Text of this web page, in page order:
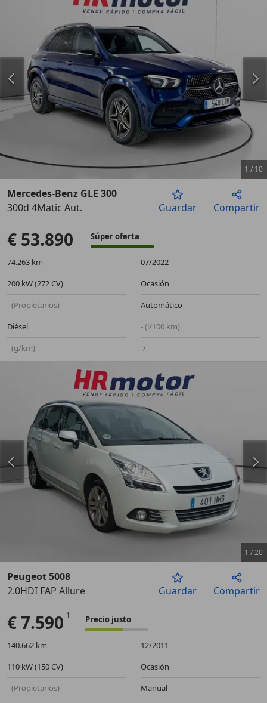
Anterior
1 / 10
Mercedes-Benz GLE 300
300d 4Matic Aut.
Guardar Compartir
€ 53.890 Súper oferta
74.263 km
07/2022
200 kW (272 CV)
Ocasión
- (Propietarios)
Automático
Diésel
- (l/100 km)
- (g/km)
-/-
Anterior
1 /20
Peugeot 5008
2.0HDI FAP Allure
Guardar Compartir
€ 7.590 Precio justo
140.662 km
12/2011
110 kW (150 CV)
Ocasión
- (Propietarios)
Manual